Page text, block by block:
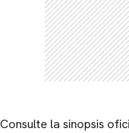
Consulte la sinopsis